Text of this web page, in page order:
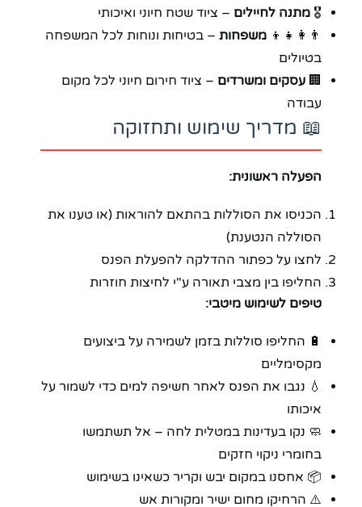
🎖️ מתנה לחיילים – ציוד שטח חיוני ואיכותי
👨‍👩‍👧‍👦 משפחות – בטיחות ונוחות לכל המשפחה
בטיולים
🏢 עסקים ומשרדים – ציוד חירום חיוני לכל מקום
עבודה
📖 מדריך שימוש ותחזוקה
הפעלה ראשונית:
הכניסו את הסוללות בהתאם להוראות (או טענו את
הסוללה הנטענת)
לחצו על כפתור ההדלקה להפעלת הפנס
החליפו בין מצבי תאורה ע"י לחיצות חוזרות
טיפים לשימוש מיטבי:
🔋 החליפו סוללות בזמן לשמירה על ביצועים
מקסימליים
💧 נגבו את הפנס לאחר חשיפה למים כדי לשמור על
איכותו
🧼 נקו בעדינות במטלית לחה – אל תשתמשו
בחומרי ניקוי חזקים
📦 אחסנו במקום יבש וקריר כשאינו בשימוש
⚠️ הרחיקו מחום ישיר ומקורות אש